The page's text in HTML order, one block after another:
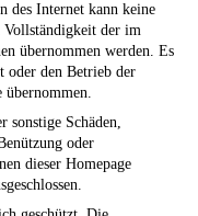
des Internet kann keine
der im
übernommen werden. Es
oder den Betrieb der
übernommen.
sonstige Schäden,
oder
dieser Homepage